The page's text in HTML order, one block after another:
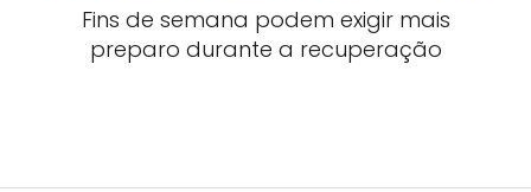
Fins de semana podem exigir mais
preparo durante a recuperação